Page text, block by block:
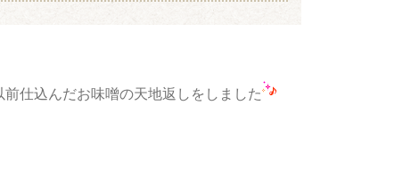
仕込んだお味噌の天地返しをしました